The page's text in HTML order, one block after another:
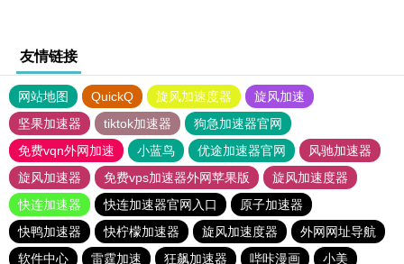
友情链接
网站地图 QuickQ 旋风加速度器
旋风加速
坚果加速器
tiktok加速器
狗急加速器官网
免费vqn外网加速
小蓝鸟 优途加速器官网
风驰加速器
旋风加速器
免费vps加速器外网苹果版
旋风加速度器
快连加速器
快连加速器官网入口
原子加速器
快鸭加速器
快柠檬加速器 旋风加速度器
外网网址导航
软件中心
雷霆加速 狂飙加速器 哔咔漫画 小美